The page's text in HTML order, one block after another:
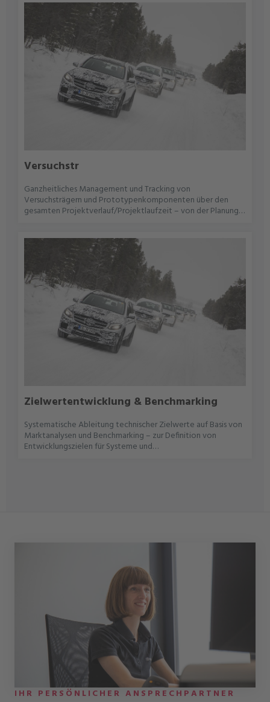
Serienstand, Stückzahl und
LieferzeitfensterEskalationsmanagement bei
Lieferverzögerungen oder
QualitätsabweichungenOrganisation von Sondertransporten,
Rücklieferungen und
ErsatzteilprozessenSchnittstellenmanagement zwischen
Abteilungen, Lieferanten sowie
WerkzeugmachenKoordination von Ersatzteilen,
Nachlieferungen und Änderungsstände sowie WKZ-Tracking
Versuchstr
Ganzheitliches Management und Tracking von
Versuchsträgern und Prototypenkomponenten über den
gesamten Projektverlauf/Projektlaufzeit – von der Planung
VersuchszielenKoordination von Umbauten, Messtechnik-
Integration und direkter Abstimmung mit Laboren sowie den
benötigten Lieferanten sowie OEMsDokumentation des
Fahrzeugstatus vor, während und nach dem Versuch sowie
detaillierter Beschreibung zum Status und
VerbesserungsprozessErprobungsträger, Fleet-Management
über alle jeweiligen ProjektphasenOrganisation von
Transport, Zulassung und Rückführung von Versuchsträgern
Zielwertentwicklung & Benchmarking
Systematische Ableitung technischer Zielwerte auf Basis von
Marktanalysen und Benchmarking – zur Definition von
Entwicklungszielen für Systeme und
IHR PERSÖNLICHER ANSPRECHPARTNER